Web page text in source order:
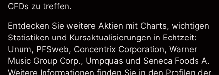
CFDs zu treffen.
Entdecken Sie weitere Aktien mit Charts, wichtigen
Statistiken und Kursaktualisierungen in Echtzeit:
Unum, PFSweb, Concentrix Corporation, Warner
Music Group Corp., Umpquas und Seneca Foods A.
Weitere Informationen finden Sie in den Profilen der